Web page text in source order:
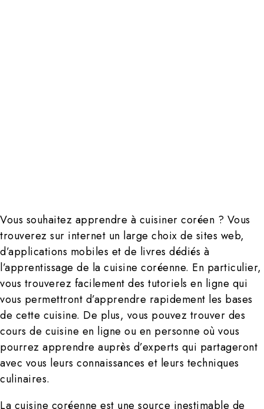
Vous souhaitez apprendre à cuisiner coréen ? Vous
trouverez sur internet un large choix de sites web,
d’applications mobiles et de livres dédiés à
l’apprentissage de la cuisine coréenne. En particulier,
vous trouverez facilement des tutoriels en ligne qui
vous permettront d’apprendre rapidement les bases
de cette cuisine. De plus, vous pouvez trouver des
cours de cuisine en ligne ou en personne où vous
pourrez apprendre auprès d’experts qui partageront
avec vous leurs connaissances et leurs techniques
culinaires.
La cuisine coréenne est une source inestimable de